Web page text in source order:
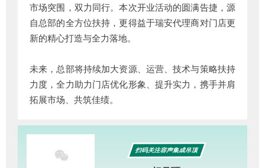
市场突围，双力同行。本次开业活动的圆满告捷，源
自总部的全方位扶持，更得益于瑞安代理商对门店更
新的精心打造与全力落地。
未来，总部将持续加大资源、运营、技术与策略扶持
力度，全力助力门店优化形象、提升实力，携手并肩
拓展市场、共筑佳绩。
扫码关注容声集成吊顶